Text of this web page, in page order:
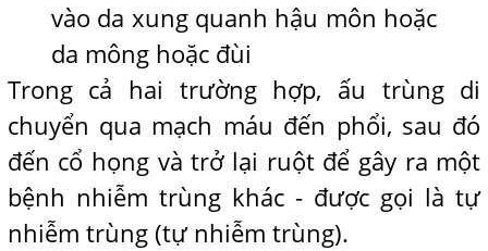
vào da xung quanh hậu môn hoặc
da mông hoặc đùi
Trong cả hai trường hợp, ấu trùng di
chuyển qua mạch máu đến phổi, sau đó
đến cổ họng và trở lại ruột để gây ra một
bệnh nhiễm trùng khác - được gọi là tự
nhiễm trùng (tự nhiễm trùng).